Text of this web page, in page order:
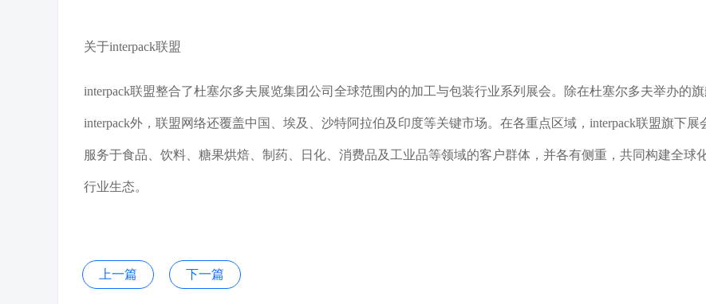
关于interpack联盟
interpack联盟整合了杜塞尔多夫展览集团公司全球范围内的加工与包装行业系列展会。除在杜塞尔多夫举办的
interpack外，联盟网络还覆盖中国、埃及、沙特阿拉伯及印度等关键市场。在各重点区域，interpack联盟旗下展
服务于食品、饮料、糖果烘焙、制药、日化、消费品及工业品等领域的客户群体，并各有侧重，共同构建全球
行业生态。
上一篇 下一篇